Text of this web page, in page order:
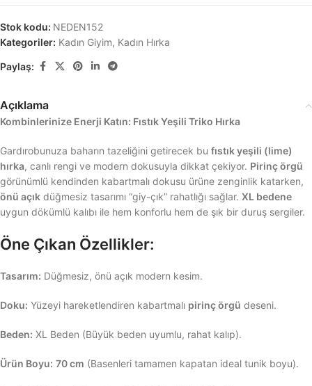
Stok kodu: NEDEN152
Kategoriler: Kadın Giyim, Kadın Hırka
Paylaş:
Açıklama
Kombinlerinize Enerji Katın: Fıstık Yeşili Triko Hırka
Gardırobunuza baharın tazeliğini getirecek bu fıstık yeşili (lime)
hırka, canlı rengi ve modern dokusuyla dikkat çekiyor. Pirinç örgü
görünümlü kendinden kabartmalı dokusu ürüne zenginlik katarken,
önü açık düğmesiz tasarımı “giy-çık” rahatlığı sağlar. XL bedene
uygun dökümlü kalıbı ile hem konforlu hem de şık bir duruş sergiler.
Öne Çıkan Özellikler:
Tasarım: Düğmesiz, önü açık modern kesim.
Doku: Yüzeyi hareketlendiren kabartmalı pirinç örgü deseni.
Beden: XL Beden (Büyük beden uyumlu, rahat kalıp).
Ürün Boyu: 70 cm (Basenleri tamamen kapatan ideal tunik boyu).